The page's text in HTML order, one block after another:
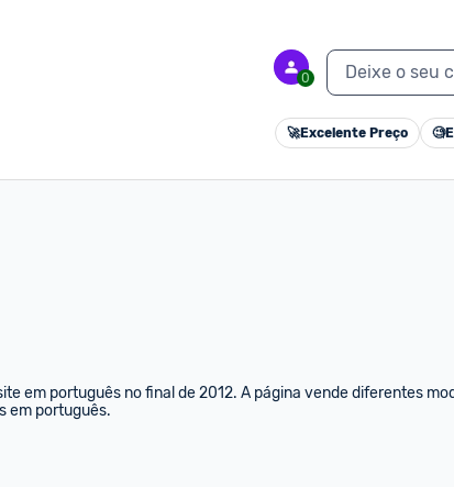
0 Deixe o seu
🚀Excelente Preço 🧐
em português no final de 2012. A página vende diferentes
em português.